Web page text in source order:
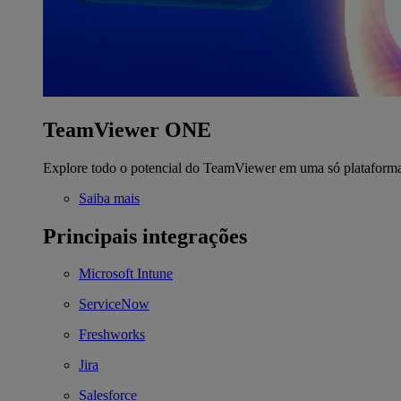
TeamViewer ONE
Explore todo o potencial do TeamViewer em uma só
Saiba mais
Principais integrações
Microsoft Intune
ServiceNow
Freshworks
Jira
Salesforce